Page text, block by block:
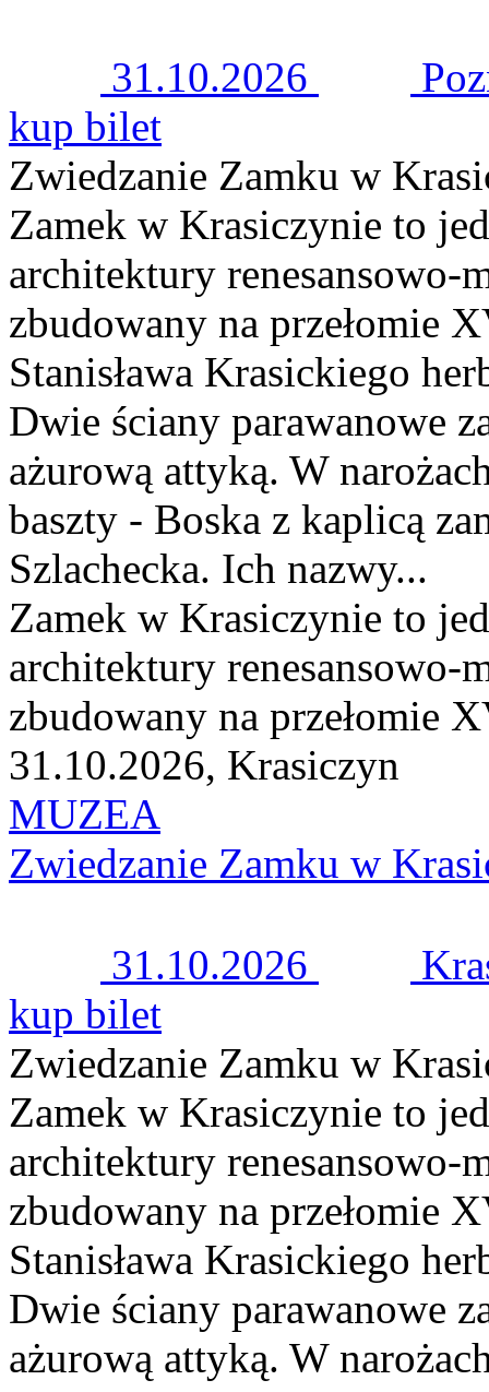
31.10.2026
kup bilet
Zwiedzanie Zamku w
Zamek w Krasiczynie to
architektury renesansowo-
zbudowany na przełomie
Stanisława Krasickiego
Dwie ściany parawanowe
ażurową attyką. W
baszty - Boska z kaplicą
Szlachecka. Ich nazwy...
Zamek w Krasiczynie to
architektury renesansowo-
zbudowany na przełomie
31.10.2026, Krasiczyn
MUZEA
Zwiedzanie Zamku w
31.10.2026
kup bilet
Zwiedzanie Zamku w
Zamek w Krasiczynie to
architektury renesansowo-
zbudowany na przełomie
Stanisława Krasickiego
Dwie ściany parawanowe
ażurową attyką. W